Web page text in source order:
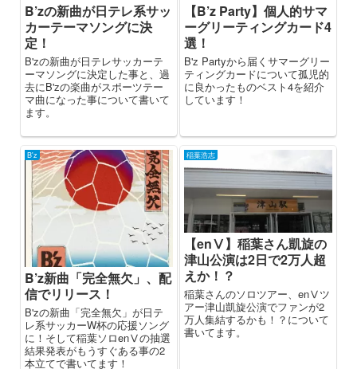
B’zの新曲が日テレ系サッ
カーテーマソングに決
定！
B'zの新曲が日テレサッカーテ
ーマソングに決定した事と、過
去にB'zの楽曲がスポーツテー
マ曲になった事について書いて
ます。
【B’z Party】個人的サマ
ーグリーティングカード4
選！
B'z Partyから届くサマーグリー
ティングカードについて孤児的
に良かったものベスト4を紹介
しています！
B'z
B’z新曲「完全無欠」、配
信でリリース！
B'zの新曲「完全無欠」が日テ
レ系サッカーW杯の応援ソング
に！そして稲葉ソロenⅤの抽選
結果発表がもうすぐある事の2
本立てで書いてます！
稲葉浩志
【enⅤ】稲葉さん凱旋の
津山公演は2日で2万人超
えか！？
稲葉さんのソロツアー、enⅤツ
アー津山凱旋公演でファンが2
万人集結するかも！？について
書いてます。